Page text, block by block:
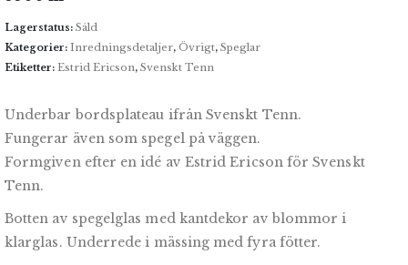
Lagerstatus: Såld
Kategorier: Inredningsdetaljer, Övrigt, Speglar
Etiketter: Estrid Ericson, Svenskt Tenn
Underbar bordsplateau ifrån Svenskt Tenn.
Fungerar även som spegel på väggen.
Formgiven efter en idé av Estrid Ericson för Svenskt
Tenn.
Botten av spegelglas med kantdekor av blommor i
klarglas. Underrede i mässing med fyra fötter.